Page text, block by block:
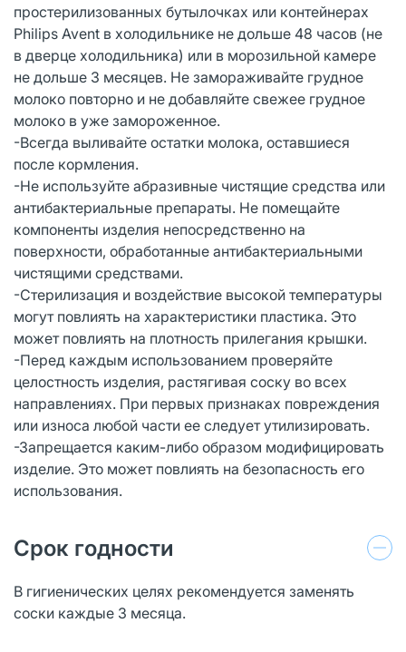
простерилизованных бутылочках или контейнерах
Philips Avent в холодильнике не дольше 48 часов (не
в дверце холодильника) или в морозильной камере
не дольше 3 месяцев. Не замораживайте грудное
молоко повторно и не добавляйте свежее грудное
молоко в уже замороженное.
-Всегда выливайте остатки молока, оставшиеся
после кормления.
-Не используйте абразивные чистящие средства или
антибактериальные препараты. Не помещайте
компоненты изделия непосредственно на
поверхности, обработанные антибактериальными
чистящими средствами.
-Стерилизация и воздействие высокой температуры
могут повлиять на характеристики пластика. Это
может повлиять на плотность прилегания крышки.
-Перед каждым использованием проверяйте
целостность изделия, растягивая соску во всех
направлениях. При первых признаках повреждения
или износа любой части ее следует утилизировать.
-Запрещается каким-либо образом модифицировать
изделие. Это может повлиять на безопасность его
использования.
Срок годности
В гигиенических целях рекомендуется заменять
соски каждые 3 месяца.